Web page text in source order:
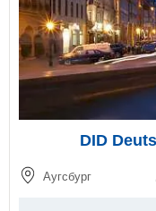
DID
Аугсбург